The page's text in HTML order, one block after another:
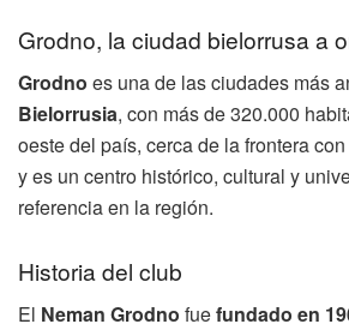
Grodno, la ciudad bielorrusa a
Grodno es una de las ciudades más
Bielorrusia, con más de 320.000
oeste del país, cerca de la frontera
y es un centro histórico, cultural y
referencia en la región.
Historia del club
El Neman Grodno fuefundado en